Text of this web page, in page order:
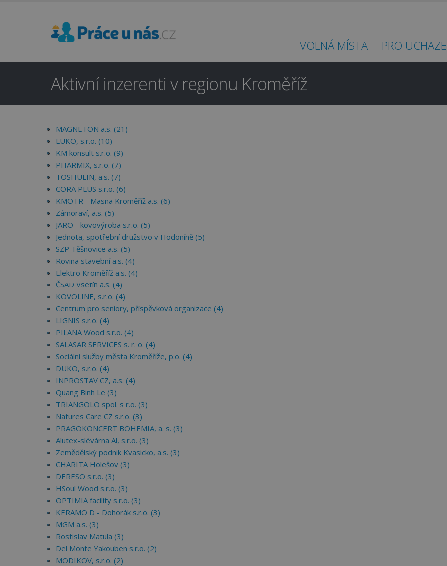
VOLNÁ MÍSTA PRO
Aktivní inzerenti v regionu Kroměříž
MAGNETON a.s. (21)
LUKO, s.r.o. (10)
KM konsult s.r.o. (9)
PHARMIX, s.r.o. (7)
TOSHULIN, a.s. (7)
CORA PLUS s.r.o. (6)
KMOTR - Masna Kroměříž a.s. (6)
Zámoraví, a.s. (5)
JARO - kovovýroba s.r.o. (5)
Jednota, spotřební družstvo v Hodoníně (5)
SZP Těšnovice a.s. (5)
Rovina stavební a.s. (4)
Elektro Kroměříž a.s. (4)
ČSAD Vsetín a.s. (4)
KOVOLINE, s.r.o. (4)
Centrum pro seniory, příspěvková organizace (4)
LIGNIS s.r.o. (4)
PILANA Wood s.r.o. (4)
SALASAR SERVICES s. r. o. (4)
Sociální služby města Kroměříže, p.o. (4)
DUKO, s.r.o. (4)
INPROSTAV CZ, a.s. (4)
Quang Binh Le (3)
TRIANGOLO spol. s r.o. (3)
Natures Care CZ s.r.o. (3)
PRAGOKONCERT BOHEMIA, a. s. (3)
Alutex-slévárna Al, s.r.o. (3)
Zemědělský podnik Kvasicko, a.s. (3)
CHARITA Holešov (3)
DERESO s.r.o. (3)
HSoul Wood s.r.o. (3)
OPTIMIA facility s.r.o. (3)
KERAMO D - Dohorák s.r.o. (3)
MGM a.s. (3)
Rostislav Matula (3)
Del Monte Yakouben s.r.o. (2)
MODIKOV, s.r.o. (2)